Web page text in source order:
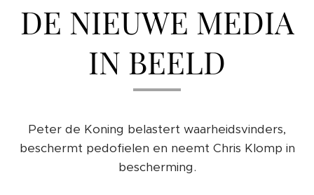
DE NIEUWE MEDIA
IN BEELD
Peter de Koning belastert waarheidsvinders,
beschermt pedofielen en neemt Chris Klomp in
bescherming.